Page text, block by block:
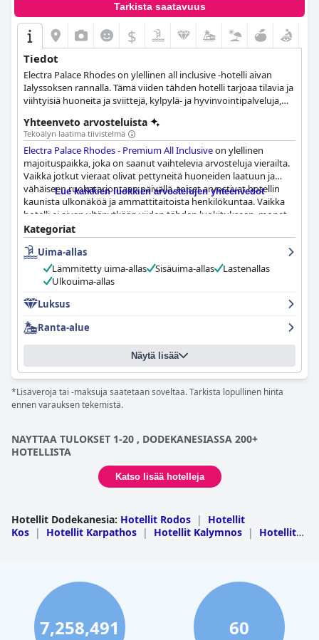
Tarkista saatavuus
$
Tiedot
Electra Palace Rhodes on ylellinen all inclusive -hotelli aivan
Ialyssoksen rannalla. Tämä viiden tähden hotelli tarjoaa tilavia ja
viihtyisiä huoneita ja sviittejä, kylpylä- ja hyvinvointipalveluja,
aktiviteetteja lapsille ja perheille, ja se on ihanteellinen
kaikenlaisille matkailijoille.
Yhteenveto arvosteluista
Tekoälyn laatima tiivistelmä
Electra Palace Rhodes - Premium All Inclusiveon ylellinen
majoituspaikka, joka on saanut vaihtelevia arvosteluja vierailta.
Vaikka jotkut vieraat olivat pettyneitä huoneiden laatuun ja
vähäiseen ruokatarjontaan päivällä, toiset arvostivat hotellin
kaunista ulkonäköä ja ammattitaitoista henkilökuntaa. Vaikka
hotelli ei aivan yltänytkään viiden tähden luokitukseen, monet
vieraat nauttivat silti upeista mukavuuksista ja harkitsisivat
paluuta uudelleen. Kaiken kaikkiaan, vaikka jotkut kokivat sen
enemmän neljän tähden kokemukseksi,
Electra Palace Rhodes -
Premium All Inclusiveon silti loistava valinta niille, jotka etsivät
ylellistä oleskelua Rodoksella.
Lue kaikkien luokkien arvostelujen yhteenvedot
Kategoriat
Uima-allas
Lämmitetty uima-allas
Sisäuima-allas
Lastenallas
Ulkouima-allas
Luksus
Ranta-alue
Näytä lisää
*Lisäveroja tai -maksuja saatetaan soveltaa. Tarkista lopullinen hinta
ennen varauksen tekemistä.
NAYTTAA TULOKSET 1-20 , DODEKANESIASSA 200+
HOTELLISTA
Katso lisää hotelleja
Hotellit Dodekanesia: Hotellit Rodos |
Hotellit
Kos | Hotellit Karpathos | Hotellit Kalymnos |
Hotellit
Hotellit Agathonisi
7,258,491 60